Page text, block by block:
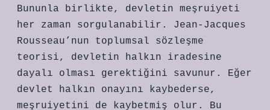
Bununla birlikte, devletin meşruiyeti
her zaman sorgulanabilir. Jean-Jacques
Rousseau’nun toplumsal sözleşme
teorisi, devletin halkın iradesine
dayalı olması gerektiğini savunur. Eğer
devlet halkın onayını kaybederse,
meşruiyetini de kaybetmiş olur. Bu